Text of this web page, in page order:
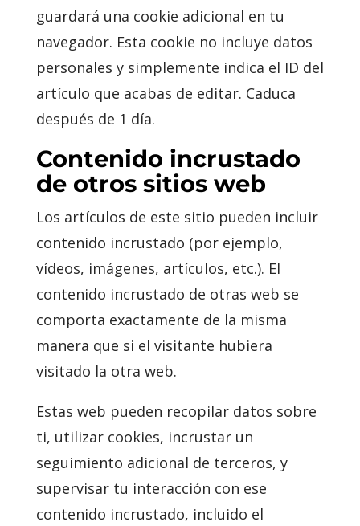
guardará una cookie adicional en tu
navegador. Esta cookie no incluye datos
personales y simplemente indica el ID del
artículo que acabas de editar. Caduca
después de 1 día.
Contenido incrustado
de otros sitios web
Los artículos de este sitio pueden incluir
contenido incrustado (por ejemplo,
vídeos, imágenes, artículos, etc.). El
contenido incrustado de otras web se
comporta exactamente de la misma
manera que si el visitante hubiera
visitado la otra web.
Estas web pueden recopilar datos sobre
ti, utilizar cookies, incrustar un
seguimiento adicional de terceros, y
supervisar tu interacción con ese
contenido incrustado, incluido el